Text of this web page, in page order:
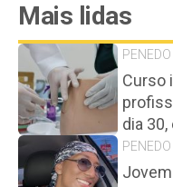
Mais lidas
PENEDO
Curso
dia
PENEDO